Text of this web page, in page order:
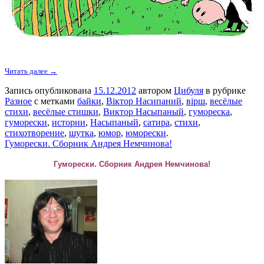
Читать далее →
Запись опубликована 15.12.2012 автором Цибуля в рубрике
Разное с метками байки, Віктор Насипаний, вірш, весёлые
стихи, весёлые стишки, Виктор Насыпаный, гумореска,
гуморески, истории, Насыпаный, сатира, стихи,
стихотворение, шутка, юмор, юморески.
Гуморески. Сборник Андрея Немчинова!
Гуморески. Сборник Андрея Немчинова!